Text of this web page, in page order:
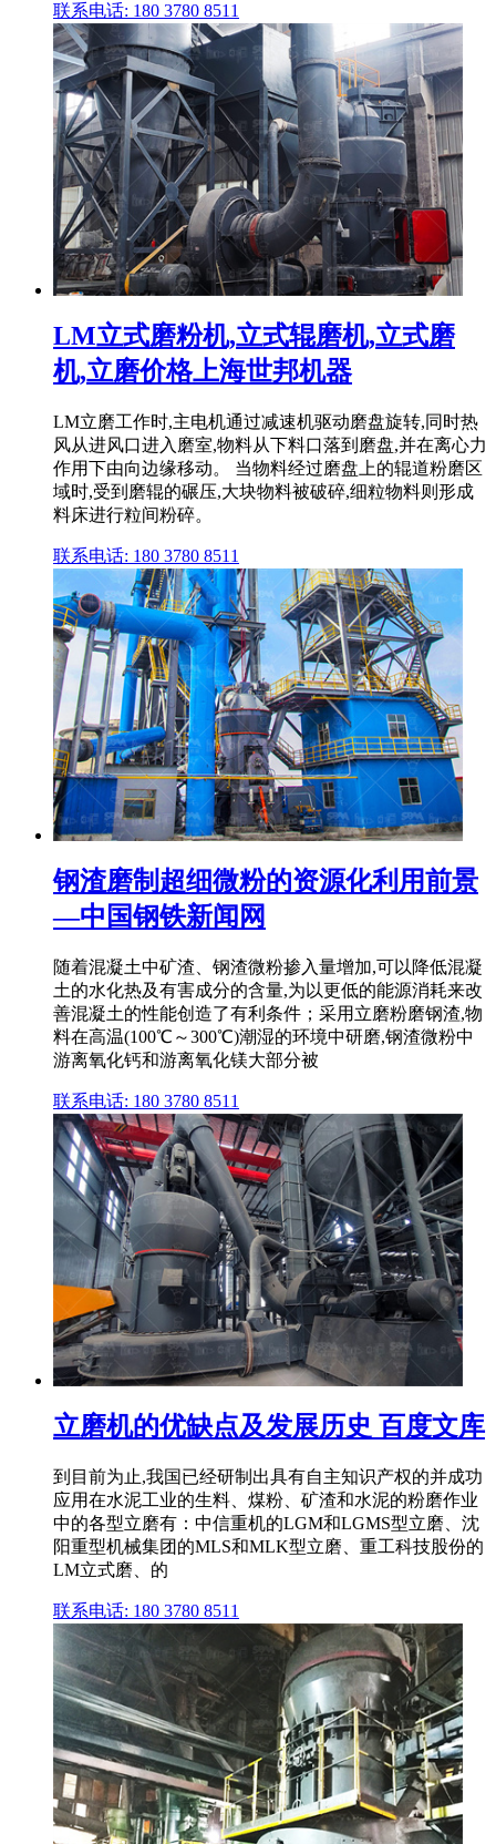
联系电话: 180 3780 8511
LM立式磨粉机,立式辊磨机,立式磨
机,立磨价格上海世邦机器
LM立磨工作时,主电机通过减速机驱动磨盘旋转,同时热
风从进风口进入磨室,物料从下料口落到磨盘,并在离心力
作用下由向边缘移动。 当物料经过磨盘上的辊道粉磨区
域时,受到磨辊的碾压,大块物料被破碎,细粒物料则形成
料床进行粒间粉碎。
联系电话: 180 3780 8511
钢渣磨制超细微粉的资源化利用前景
—中国钢铁新闻网
随着混凝土中矿渣、钢渣微粉掺入量增加,可以降低混凝
土的水化热及有害成分的含量,为以更低的能源消耗来改
善混凝土的性能创造了有利条件；采用立磨粉磨钢渣,物
料在高温(100℃～300℃)潮湿的环境中研磨,钢渣微粉中
游离氧化钙和游离氧化镁大部分被
联系电话: 180 3780 8511
立磨机的优缺点及发展历史 百度文库
到目前为止,我国已经研制出具有自主知识产权的并成功
应用在水泥工业的生料、煤粉、矿渣和水泥的粉磨作业
中的各型立磨有：中信重机的LGM和LGMS型立磨、沈
阳重型机械集团的MLS和MLK型立磨、重工科技股份的
LM立式磨、的
联系电话: 180 3780 8511